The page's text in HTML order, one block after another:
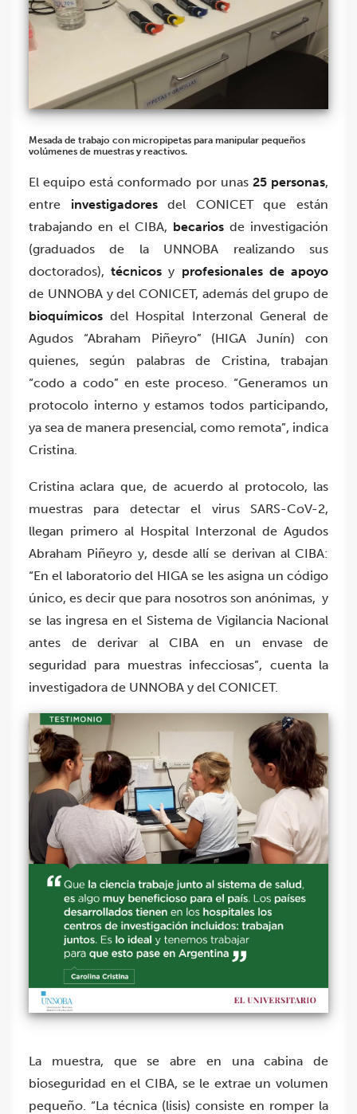
Mesada de trabajo con micropipetas para manipular pequeños
volúmenes de muestras y reactivos.
El equipo está conformado por unas 25 personas,
entre investigadoresdel CONICET que están
trabajando en el CIBA, becarios de investigación
(graduados de la UNNOBA realizando sus
doctorados),técnicos y profesionales de apoyo
de UNNOBA y del CONICET, además del grupo de
bioquímicosdel Hospital Interzonal General de
Agudos “Abraham Piñeyro” (HIGA Junín) con
quienes, según palabras de Cristina, trabajan
“codo a codo” en este proceso. “Generamos un
protocolo interno y estamos todos participando,
ya sea de manera presencial, como remota”, indica
Cristina.
Cristina aclara que, de acuerdo al protocolo, las
muestras para detectar el virus SARS-CoV-2,
llegan primero al Hospital Interzonal de Agudos
Abraham Piñeyro y, desde allí se derivan al CIBA:
“En el laboratorio del HIGA se les asigna un código
único, es decir que para nosotros son anónimas, y
se las ingresa en el Sistema de Vigilancia Nacional
antes de derivar al CIBA en un envase de
seguridad para muestras infecciosas”, cuenta la
investigadora de UNNOBA y del CONICET.
La muestra, que se abre en una cabina de
bioseguridad en el CIBA, se le extrae un volumen
pequeño. “La técnica (lisis) consiste en romper la